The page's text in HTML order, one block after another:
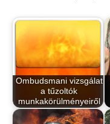
Ombudsmani vizsgálat
a tűzoltók
munkakörülményeiről